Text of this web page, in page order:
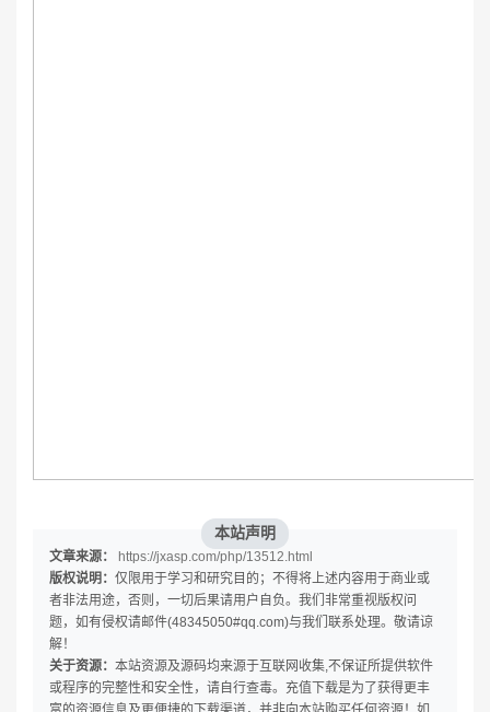
本站声明
文章来源：
https://jxasp.com/php/13512.html
版权说明： 仅限用于学习和研究目的；不得将上述内容用于商业或
者非法用途，否则，一切后果请用户自负。我们非常重视版权问
题，如有侵权请邮件(48345050#qq.com)与我们联系处理。敬请谅
解！
关于资源： 本站资源及源码均来源于互联网收集,不保证所提供软件
或程序的完整性和安全性，请自行查毒。充值下载是为了获得更丰